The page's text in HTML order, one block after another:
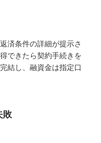
済条件の詳細が提示さ
できたら契約手続きを
結し、融資金は指定口
敗